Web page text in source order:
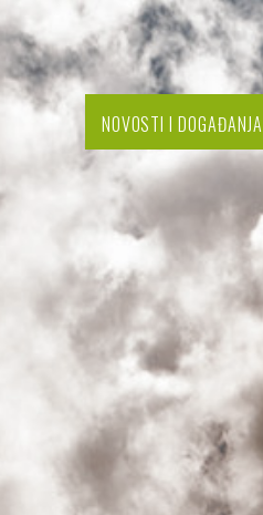
NOVOSTI I DOGAĐANJA